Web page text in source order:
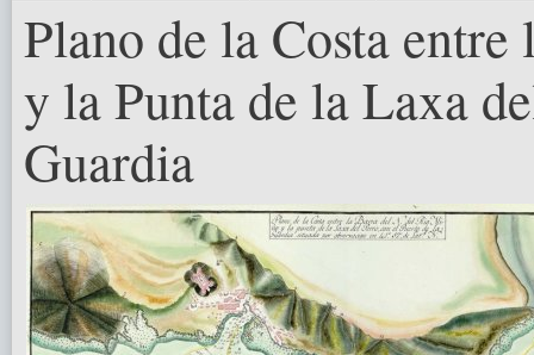
Plano de la Costa
y la Punta de la Laxa
Guardia